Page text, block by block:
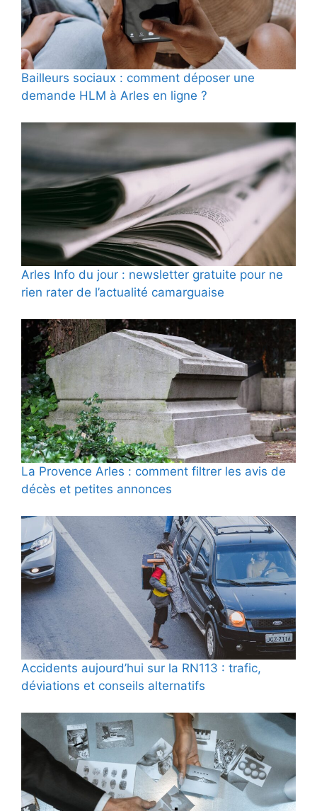
Bailleurs sociaux : comment déposer une
demande HLM à Arles en ligne ?
Arles Info du jour : newsletter gratuite pour ne
rien rater de l’actualité camarguaise
La Provence Arles : comment filtrer les avis de
décès et petites annonces
Accidents aujourd’hui sur la RN113 : trafic,
déviations et conseils alternatifs